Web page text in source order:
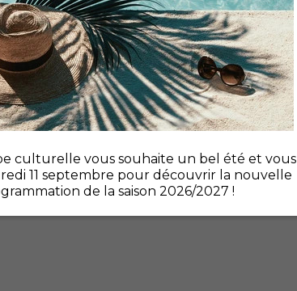
culturelle vous souhaite un bel été et vous
11 septembre pour découvrir la nouvelle
de la saison 2026/2027 !